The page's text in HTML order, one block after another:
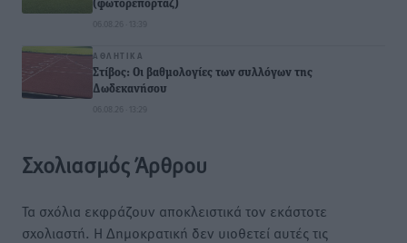
(φωτορεπορτάζ)
06.08.26 · 13:39
ΑΘΛΗΤΙΚΆ
Στίβος: Οι βαθμολογίες των συλλόγων της
Δωδεκανήσου
06.08.26 · 13:29
Σχολιασμός Άρθρου
Τα σχόλια εκφράζουν αποκλειστικά τον εκάστοτε
σχολιαστή. Η Δημοκρατική δεν υιοθετεί αυτές τις